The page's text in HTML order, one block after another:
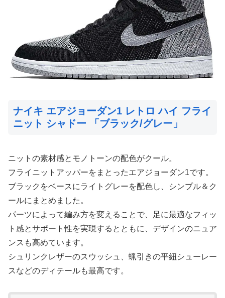
ナイキ エアジョーダン1 レトロ ハイ フライ
ニット シャドー 「ブラック/グレー」
ニットの素材感とモノトーンの配色がクール。
フライニットアッパーをまとったエアジョーダン1です。
ブラックをベースにライトグレーを配色し、シンプル＆ク
ールにまとめました。
パーツによって編み方を変えることで、足に最適なフィッ
ト感とサポート性を実現するとともに、デザインのニュア
ンスも高めています。
シュリンクレザーのスウッシュ、蝋引きの平紐シューレー
スなどのディテールも最高です。